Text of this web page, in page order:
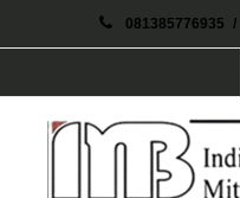
081385776935 /